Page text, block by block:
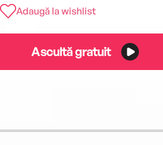
Adaugă la wishlist
Ascultă gratuit